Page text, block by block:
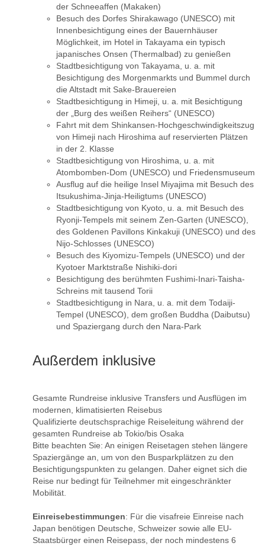
der Schneeaffen (Makaken)
Besuch des Dorfes Shirakawago (UNESCO) mit
Innenbesichtigung eines der Bauernhäuser
Möglichkeit, im Hotel in Takayama ein typisch
japanisches Onsen (Thermalbad) zu genießen
Stadtbesichtigung von Takayama, u. a. mit
Besichtigung des Morgenmarkts und Bummel durch
die Altstadt mit Sake-Brauereien
Stadtbesichtigung in Himeji, u. a. mit Besichtigung
der „Burg des weißen Reihers“ (UNESCO)
Fahrt mit dem Shinkansen-Hochgeschwindigkeitszug
von Himeji nach Hiroshima auf reservierten Plätzen
in der 2. Klasse
Stadtbesichtigung von Hiroshima, u. a. mit
Atombomben-Dom (UNESCO) und Friedensmuseum
Ausflug auf die heilige Insel Miyajima mit Besuch des
Itsukushima-Jinja-Heiligtums (UNESCO)
Stadtbesichtigung von Kyoto, u. a. mit Besuch des
Ryonji-Tempels mit seinem Zen-Garten (UNESCO),
des Goldenen Pavillons Kinkakuji (UNESCO) und des
Nijo-Schlosses (UNESCO)
Besuch des Kiyomizu-Tempels (UNESCO) und der
Kyotoer Marktstraße Nishiki-dori
Besichtigung des berühmten Fushimi-Inari-Taisha-
Schreins mit tausend Torii
Stadtbesichtigung in Nara, u. a. mit dem Todaiji-
Tempel (UNESCO), dem großen Buddha (Daibutsu)
und Spaziergang durch den Nara-Park
Außerdem inklusive
Gesamte Rundreise inklusive Transfers und Ausflügen im
modernen, klimatisierten Reisebus
Qualifizierte deutschsprachige Reiseleitung während der
gesamten Rundreise ab Tokio/bis Osaka
Bitte beachten Sie: An einigen Reisetagen stehen längere
Spaziergänge an, um von den Busparkplätzen zu den
Besichtigungspunkten zu gelangen. Daher eignet sich die
Reise nur bedingt für Teilnehmer mit eingeschränkter
Mobilität.
Einreisebestimmungen: Für die visafreie Einreise nach
Japan benötigen Deutsche, Schweizer sowie alle EU-
Staatsbürger einen Reisepass, der noch mindestens 6